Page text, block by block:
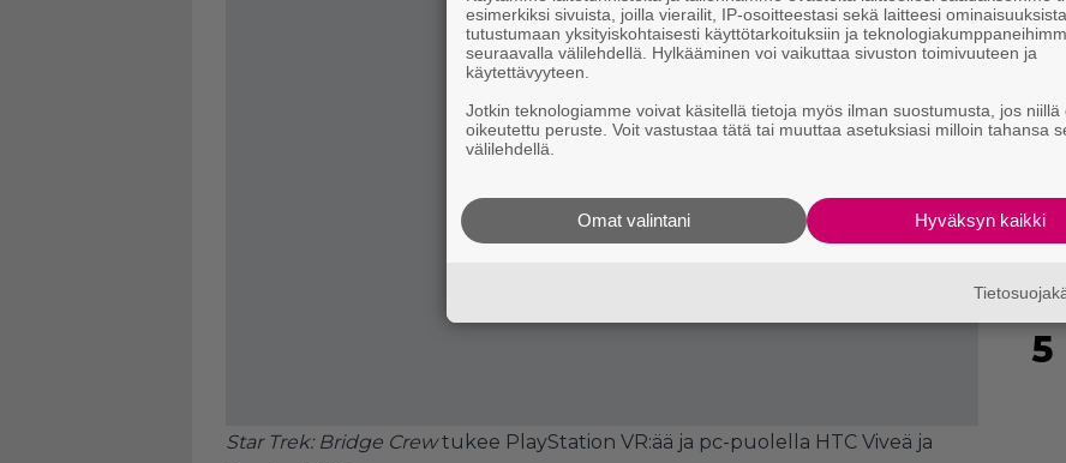
Star Trek: Bridge Crewtukee PlayStation VR:ää ja pc-puolella HTC Viveä ja
5
esimerkiksi sivuista, joilla vierailit, IP-osoitteestasi sekä laitteesi
tutustumaan yksityiskohtaisesti käyttötarkoituksiin ja
seuraavalla välilehdellä. Hylkääminen voi vaikuttaa sivuston toimivuuteen ja
käytettävyyteen.
Jotkin teknologiamme voivat käsitellä tietoja myös ilman suostumusta, jos niillä
oikeutettu peruste. Voit vastustaa tätä tai muuttaa asetuksiasi milloin tahansa
välilehdellä.
Hyväksyn kaikki
Omat valintani